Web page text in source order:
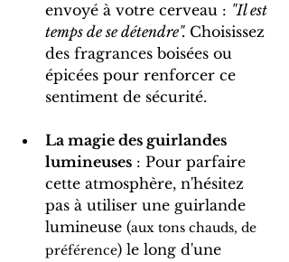
envoyé à votre cerveau : "Il est
temps de se détendre". Choisissez
des fragrances boisées ou
épicées pour renforcer ce
sentiment de sécurité.
La magie des guirlandes
lumineuses : Pour parfaire
cette atmosphère, n'hésitez
pas à utiliser une guirlande
lumineuse (aux tons chauds, de
préférence) le long d'une